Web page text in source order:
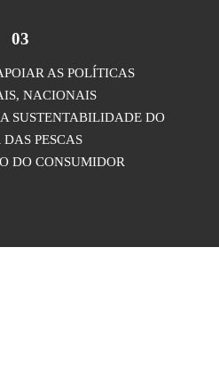
03
AS POLÍTICAS
NACIONAIS
SUSTENTABILIDADE DO
DAS PESCAS
DO CONSUMIDOR